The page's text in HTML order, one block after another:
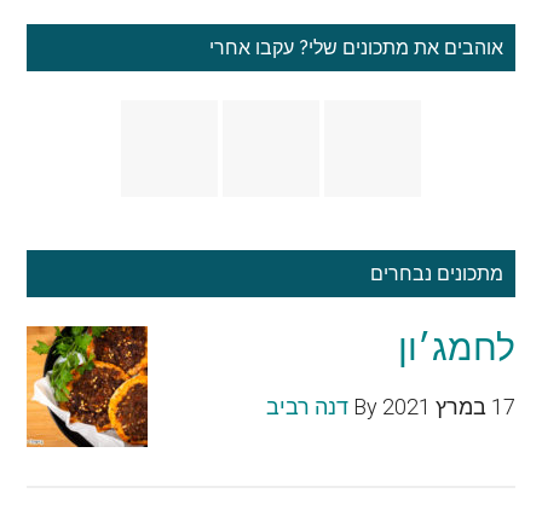
אוהבים את מתכונים שלי? עקבו אחרי
מתכונים נבחרים
לחמג׳ון
17 במרץ 2021 By דנה רביב